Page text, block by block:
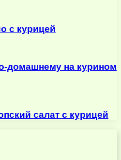
с курицей
домашнему на курином
салат с курицей